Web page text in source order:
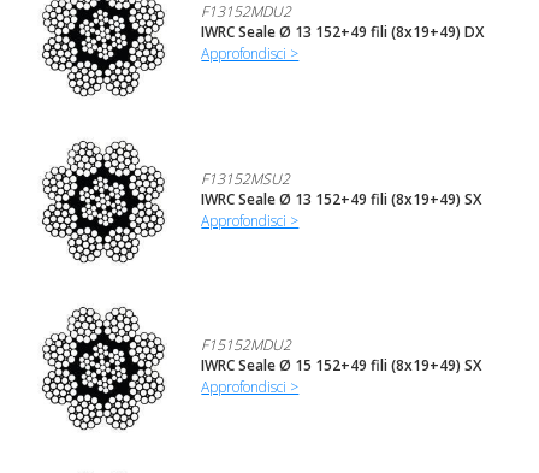
F13152MDU2
IWRC Seale Ø 13 152+49 fili (8x19+49) DX
Approfondisci >
F13152MSU2
IWRC Seale Ø 13 152+49 fili (8x19+49) SX
Approfondisci >
F15152MDU2
IWRC Seale Ø 15 152+49 fili (8x19+49) SX
Approfondisci >